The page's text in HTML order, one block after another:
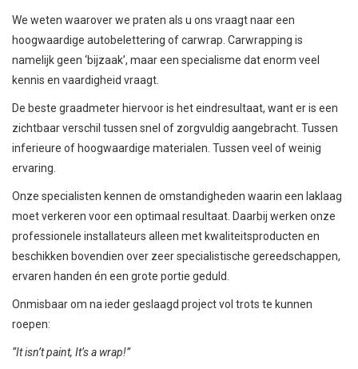
We weten waarover we praten als u ons vraagt naar een
hoogwaardige autobelettering of carwrap. Carwrapping is
namelijk geen ‘bijzaak’, maar een specialisme dat enorm veel
kennis en vaardigheid vraagt.
De beste graadmeter hiervoor is het eindresultaat, want er is een
zichtbaar verschil tussen snel of zorgvuldig aangebracht. Tussen
inferieure of hoogwaardige materialen. Tussen veel of weinig
ervaring.
Onze specialisten kennen de omstandigheden waarin een laklaag
moet verkeren voor een optimaal resultaat. Daarbij werken onze
professionele installateurs alleen met kwaliteitsproducten en
beschikken bovendien over zeer specialistische gereedschappen,
ervaren handen én een grote portie geduld.
Onmisbaar om na ieder geslaagd project vol trots te kunnen
roepen:
“It isn’t paint, It’s a wrap!”